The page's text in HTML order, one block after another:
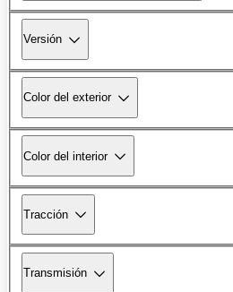
Versión
Color del exterior
Color del interior
Tracción
Transmisión